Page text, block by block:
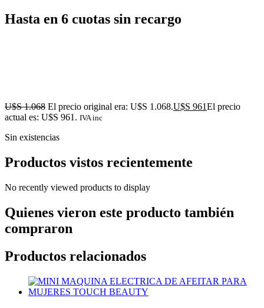
Hasta en 6 cuotas sin recargo
U$S1.068 El precio original era: U$S 1.068.U$S 961El precio
actual es: U$S 961. IVA inc
Sin existencias
Productos vistos recientemente
No recently viewed products to display
Quienes vieron este producto también
compraron
Productos relacionados